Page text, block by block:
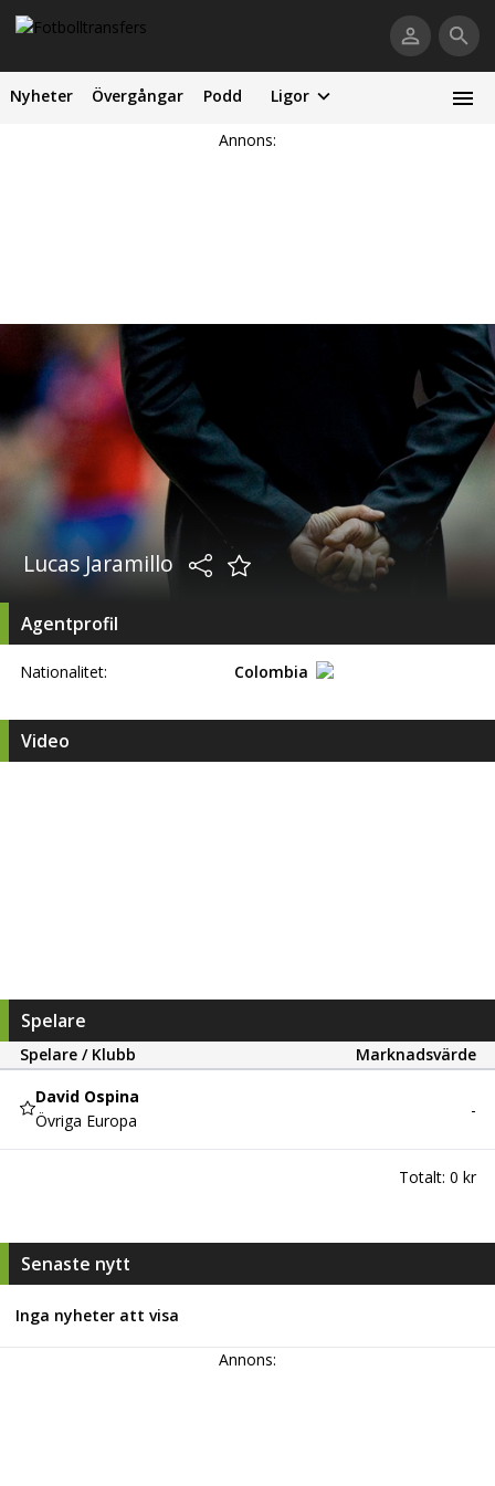
Nyheter Övergångar Podd Ligor
Annons:
Lucas Jaramillo
Agentprofil
Nationalitet: Colombia
Video
Spelare
Spelare / Klubb
Marknadsvärde
David Ospina
Övriga Europa
-
Totalt: 0 kr
Senaste nytt
Inga nyheter att visa
Annons: